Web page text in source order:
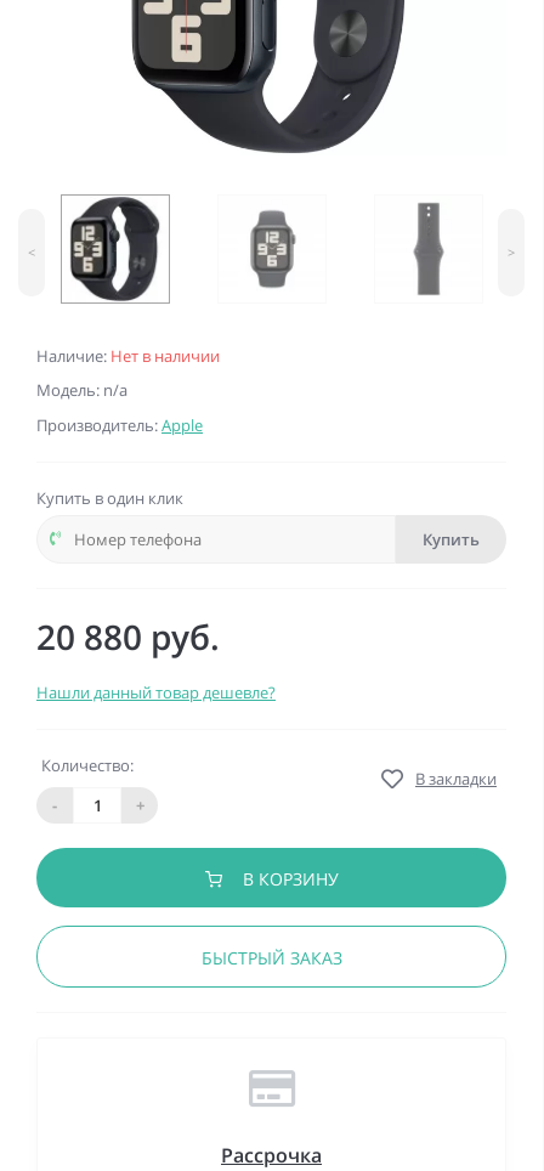
Наличие: Нет в наличии
Модель: n/a
Производитель:Apple
< >
Купить в один клик
Купить
20 880 руб.
Нашли данный товар дешевле?
Количество:
-
+
В закладки
В КОРЗИНУ
БЫСТРЫЙ ЗАКАЗ
Рассрочка